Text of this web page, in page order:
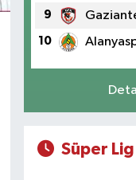
9
10
Süper